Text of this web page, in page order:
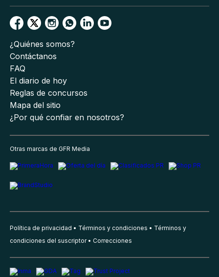
¿Quiénes somos?
Contáctanos
FAQ
El diario de hoy
Reglas de concursos
Mapa del sitio
¿Por qué confiar en nosotros?
Otras marcas de GFR Media
Política de privacidad Términos y condiciones
Términos y
condiciones del suscriptor
Correcciones